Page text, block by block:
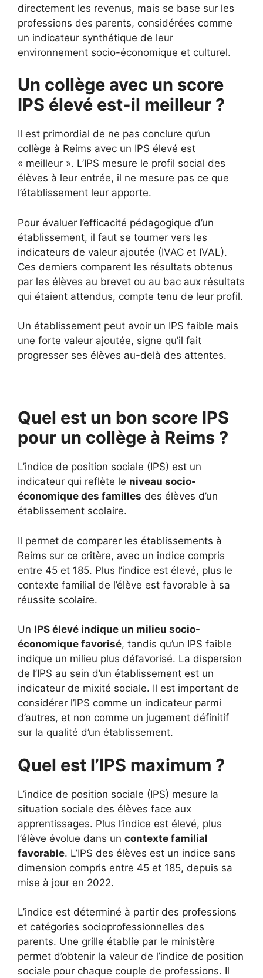
directement les revenus, mais se base sur les
professions des parents, considérées comme
un indicateur synthétique de leur
environnement socio-économique et culturel.
Un collège avec un score
IPS élevé est-il meilleur ?
Il est primordial de ne pas conclure qu’un
collège à Reims avec un IPS élevé est
« meilleur ». L’IPS mesure le profil social des
élèves à leur entrée, il ne mesure pas ce que
l’établissement leur apporte.
Pour évaluer l’efficacité pédagogique d’un
établissement, il faut se tourner vers les
indicateurs de valeur ajoutée (IVAC et IVAL).
Ces derniers comparent les résultats obtenus
par les élèves au brevet ou au bac aux résultats
qui étaient attendus, compte tenu de leur profil.
Un établissement peut avoir un IPS faible mais
une forte valeur ajoutée, signe qu’il fait
progresser ses élèves au-delà des attentes.
Quel est un bon score IPS
pour un collège à Reims ?
L’indice de position sociale (IPS) est un
indicateur qui reflète le niveau socio-
économique des familles des élèves d’un
établissement scolaire.
Il permet de comparer les établissements à
Reims sur ce critère, avec un indice compris
entre 45 et 185. Plus l’indice est élevé, plus le
contexte familial de l’élève est favorable à sa
réussite scolaire.
Un IPS élevé indique un milieu socio-
économique favorisé, tandis qu’un IPS faible
indique un milieu plus défavorisé. La dispersion
de l’IPS au sein d’un établissement est un
indicateur de mixité sociale. Il est important de
considérer l’IPS comme un indicateur parmi
d’autres, et non comme un jugement définitif
sur la qualité d’un établissement.
Quel est l’IPS maximum ?
L’indice de position sociale (IPS) mesure la
situation sociale des élèves face aux
apprentissages. Plus l’indice est élevé, plus
l’élève évolue dans un contexte familial
favorable. L’IPS des élèves est un indice sans
dimension compris entre 45 et 185, depuis sa
mise à jour en 2022.
L’indice est déterminé à partir des professions
et catégories socioprofessionnelles des
parents. Une grille établie par le ministère
permet d’obtenir la valeur de l’indice de position
sociale pour chaque couple de professions. Il